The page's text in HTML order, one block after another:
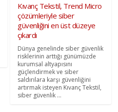
Kıvanç Tekstil, Trend Micro
çözümleriyle siber
güvenliğini en üst düzeye
çıkardı
Dünya genelinde siber güvenlik
risklerinin arttığı günümüzde
kurumsal altyapısını
güçlendirmek ve siber
saldırılara karşı güvenliğini
artırmak isteyen Kıvanç Tekstil,
siber güvenlik ...